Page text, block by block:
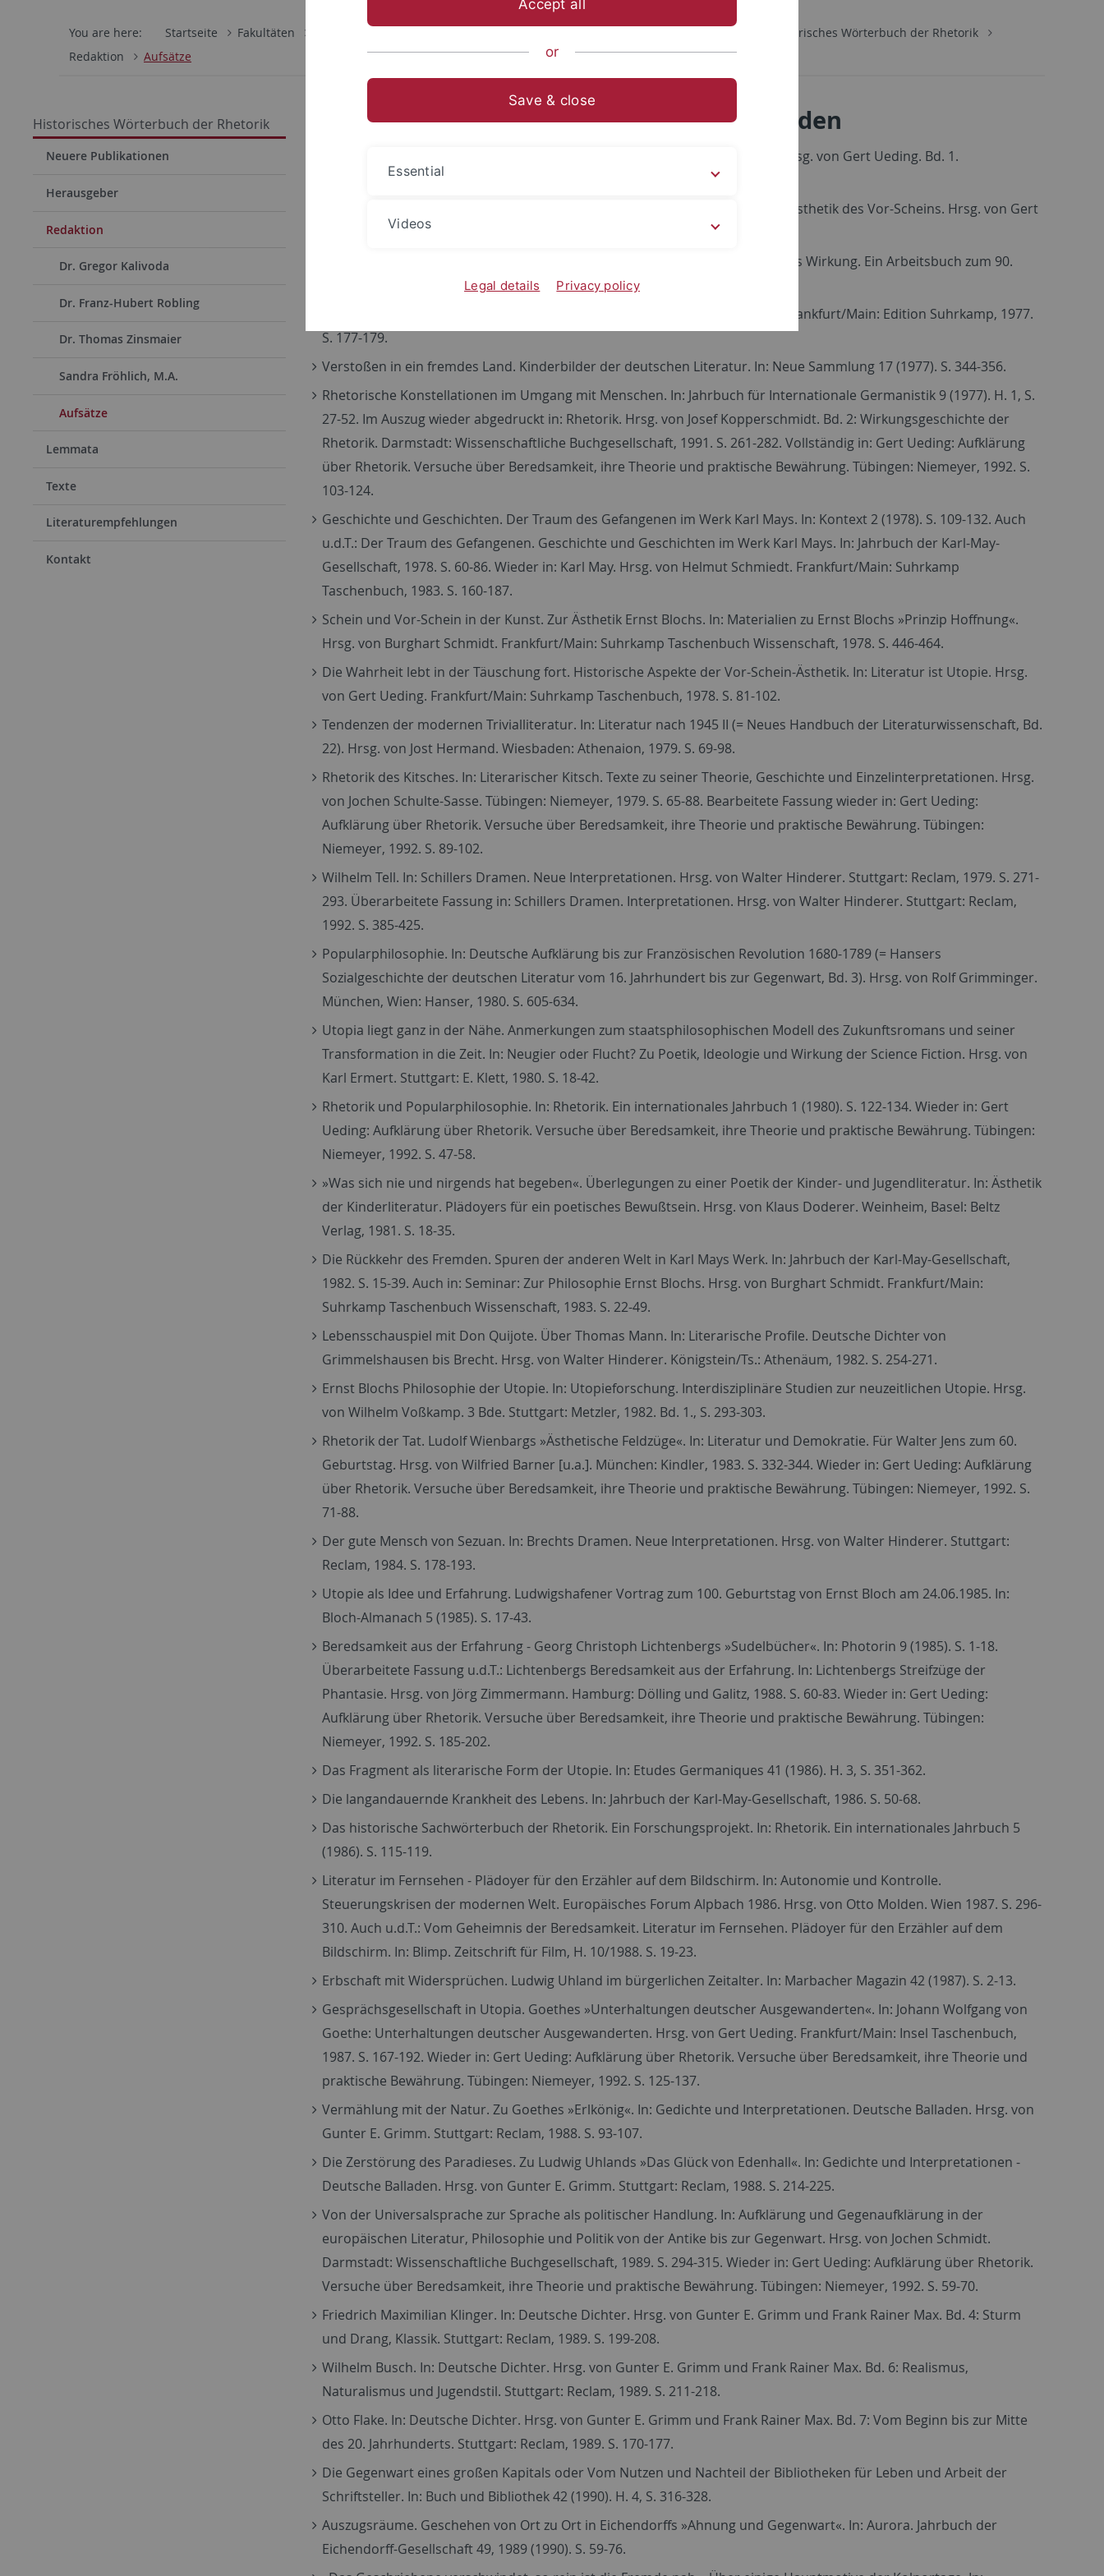
You are here: Startseite Fakultäten
Historisches Wörterbuch der Rhetorik
Redaktion
Aufsätze
Historisches Wörterbuch der Rhetorik
Neuere Publikationen
Herausgeber
Redaktion
Dr. Gregor Kalivoda
Dr. Franz-Hubert Robling
Dr. Thomas Zinsmaier
Sandra Fröhlich, M.A.
Aufsätze
Lemmata
Texte
Literaturempfehlungen
Kontakt
Aufsätze in Zeitschriften und Sammelbänden
Blochs Ästhetik des Vor-Scheins. In: Ernst Bloch: Ästhetik des Vor-Scheins. Hrsg. von Gert Ueding. Bd. 1.
Frankfurt/Main: Edition Suhrkamp, 1974. S. 7-27.
Tagtraum, künstlerische Produktivität und der Werkprozeß. In: Ernst Bloch: Ästhetik des Vor-Scheins. Hrsg. von Gert
Ueding. Bd. 2. Frankfurt/Main: Edition Suhrkamp, 1974. S. 7-22.
Traumliteratur. Über literarische Erfahrung und ihre Wirkung. In: Ernst Blochs Wirkung. Ein Arbeitsbuch zum 90.
Geburtstag. Frankfurt/Main: Suhrkamp, 1975. S. 251-270.
Geschichtsschreibung als Kunst. In: Über Hans Mayer. Hrsg. von Inge Jens. Frankfurt/Main: Edition Suhrkamp, 1977.
S. 177-179.
Verstoßen in ein fremdes Land. Kinderbilder der deutschen Literatur. In: Neue Sammlung 17 (1977). S. 344-356.
Rhetorische Konstellationen im Umgang mit Menschen. In: Jahrbuch für Internationale Germanistik 9 (1977). H. 1, S.
27-52. Im Auszug wieder abgedruckt in: Rhetorik. Hrsg. von Josef Kopperschmidt. Bd. 2: Wirkungsgeschichte der
Rhetorik. Darmstadt: Wissenschaftliche Buchgesellschaft, 1991. S. 261-282. Vollständig in: Gert Ueding: Aufklärung
über Rhetorik. Versuche über Beredsamkeit, ihre Theorie und praktische Bewährung. Tübingen: Niemeyer, 1992. S.
103-124.
Geschichte und Geschichten. Der Traum des Gefangenen im Werk Karl Mays. In: Kontext 2 (1978). S. 109-132. Auch
u.d.T.: Der Traum des Gefangenen. Geschichte und Geschichten im Werk Karl Mays. In: Jahrbuch der Karl-May-
Gesellschaft, 1978. S. 60-86. Wieder in: Karl May. Hrsg. von Helmut Schmiedt. Frankfurt/Main: Suhrkamp
Taschenbuch, 1983. S. 160-187.
Schein und Vor-Schein in der Kunst. Zur Ästhetik Ernst Blochs. In: Materialien zu Ernst Blochs »Prinzip Hoffnung«.
Hrsg. von Burghart Schmidt. Frankfurt/Main: Suhrkamp Taschenbuch Wissenschaft, 1978. S. 446-464.
Die Wahrheit lebt in der Täuschung fort. Historische Aspekte der Vor-Schein-Ästhetik. In: Literatur ist Utopie. Hrsg.
von Gert Ueding. Frankfurt/Main: Suhrkamp Taschenbuch, 1978. S. 81-102.
Tendenzen der modernen Trivialliteratur. In: Literatur nach 1945 II (= Neues Handbuch der Literaturwissenschaft, Bd.
22). Hrsg. von Jost Hermand. Wiesbaden: Athenaion, 1979. S. 69-98.
Rhetorik des Kitsches. In: Literarischer Kitsch. Texte zu seiner Theorie, Geschichte und Einzelinterpretationen. Hrsg.
von Jochen Schulte-Sasse. Tübingen: Niemeyer, 1979. S. 65-88. Bearbeitete Fassung wieder in: Gert Ueding:
Aufklärung über Rhetorik. Versuche über Beredsamkeit, ihre Theorie und praktische Bewährung. Tübingen:
Niemeyer, 1992. S. 89-102.
Wilhelm Tell. In: Schillers Dramen. Neue Interpretationen. Hrsg. von Walter Hinderer. Stuttgart: Reclam, 1979. S. 271-
293. Überarbeitete Fassung in: Schillers Dramen. Interpretationen. Hrsg. von Walter Hinderer. Stuttgart: Reclam,
1992. S. 385-425.
Popularphilosophie. In: Deutsche Aufklärung bis zur Französischen Revolution 1680-1789 (= Hansers
Sozialgeschichte der deutschen Literatur vom 16. Jahrhundert bis zur Gegenwart, Bd. 3). Hrsg. von Rolf Grimminger.
München, Wien: Hanser, 1980. S. 605-634.
Utopia liegt ganz in der Nähe. Anmerkungen zum staatsphilosophischen Modell des Zukunftsromans und seiner
Transformation in die Zeit. In: Neugier oder Flucht? Zu Poetik, Ideologie und Wirkung der Science Fiction. Hrsg. von
Karl Ermert. Stuttgart: E. Klett, 1980. S. 18-42.
Rhetorik und Popularphilosophie. In: Rhetorik. Ein internationales Jahrbuch 1 (1980). S. 122-134. Wieder in: Gert
Ueding: Aufklärung über Rhetorik. Versuche über Beredsamkeit, ihre Theorie und praktische Bewährung. Tübingen:
Niemeyer, 1992. S. 47-58.
»Was sich nie und nirgends hat begeben«. Überlegungen zu einer Poetik der Kinder- und Jugendliteratur. In: Ästhetik
der Kinderliteratur. Plädoyers für ein poetisches Bewußtsein. Hrsg. von Klaus Doderer. Weinheim, Basel: Beltz
Verlag, 1981. S. 18-35.
Die Rückkehr des Fremden. Spuren der anderen Welt in Karl Mays Werk. In: Jahrbuch der Karl-May-Gesellschaft,
1982. S. 15-39. Auch in: Seminar: Zur Philosophie Ernst Blochs. Hrsg. von Burghart Schmidt. Frankfurt/Main:
Suhrkamp Taschenbuch Wissenschaft, 1983. S. 22-49.
Lebensschauspiel mit Don Quijote. Über Thomas Mann. In: Literarische Profile. Deutsche Dichter von
Grimmelshausen bis Brecht. Hrsg. von Walter Hinderer. Königstein/Ts.: Athenäum, 1982. S. 254-271.
Ernst Blochs Philosophie der Utopie. In: Utopieforschung. Interdisziplinäre Studien zur neuzeitlichen Utopie. Hrsg.
von Wilhelm Voßkamp. 3 Bde. Stuttgart: Metzler, 1982. Bd. 1., S. 293-303.
Rhetorik der Tat. Ludolf Wienbargs »Ästhetische Feldzüge«. In: Literatur und Demokratie. Für Walter Jens zum 60.
Geburtstag. Hrsg. von Wilfried Barner [u.a.]. München: Kindler, 1983. S. 332-344. Wieder in: Gert Ueding: Aufklärung
über Rhetorik. Versuche über Beredsamkeit, ihre Theorie und praktische Bewährung. Tübingen: Niemeyer, 1992. S.
71-88.
Der gute Mensch von Sezuan. In: Brechts Dramen. Neue Interpretationen. Hrsg. von Walter Hinderer. Stuttgart:
Reclam, 1984. S. 178-193.
Utopie als Idee und Erfahrung. Ludwigshafener Vortrag zum 100. Geburtstag von Ernst Bloch am 24.06.1985. In:
Bloch-Almanach 5 (1985). S. 17-43.
Beredsamkeit aus der Erfahrung - Georg Christoph Lichtenbergs »Sudelbücher«. In: Photorin 9 (1985). S. 1-18.
Überarbeitete Fassung u.d.T.: Lichtenbergs Beredsamkeit aus der Erfahrung. In: Lichtenbergs Streifzüge der
Phantasie. Hrsg. von Jörg Zimmermann. Hamburg: Dölling und Galitz, 1988. S. 60-83. Wieder in: Gert Ueding:
Aufklärung über Rhetorik. Versuche über Beredsamkeit, ihre Theorie und praktische Bewährung. Tübingen:
Niemeyer, 1992. S. 185-202.
Das Fragment als literarische Form der Utopie. In: Etudes Germaniques 41 (1986). H. 3, S. 351-362.
Die langandauernde Krankheit des Lebens. In: Jahrbuch der Karl-May-Gesellschaft, 1986. S. 50-68.
Das historische Sachwörterbuch der Rhetorik. Ein Forschungsprojekt. In: Rhetorik. Ein internationales Jahrbuch 5
(1986). S. 115-119.
Literatur im Fernsehen - Plädoyer für den Erzähler auf dem Bildschirm. In: Autonomie und Kontrolle.
Steuerungskrisen der modernen Welt. Europäisches Forum Alpbach 1986. Hrsg. von Otto Molden. Wien 1987. S. 296-
310. Auch u.d.T.: Vom Geheimnis der Beredsamkeit. Literatur im Fernsehen. Plädoyer für den Erzähler auf dem
Bildschirm. In: Blimp. Zeitschrift für Film, H. 10/1988. S. 19-23.
Erbschaft mit Widersprüchen. Ludwig Uhland im bürgerlichen Zeitalter. In: Marbacher Magazin 42 (1987). S. 2-13.
Gesprächsgesellschaft in Utopia. Goethes »Unterhaltungen deutscher Ausgewanderten«. In: Johann Wolfgang von
Goethe: Unterhaltungen deutscher Ausgewanderten. Hrsg. von Gert Ueding. Frankfurt/Main: Insel Taschenbuch,
1987. S. 167-192. Wieder in: Gert Ueding: Aufklärung über Rhetorik. Versuche über Beredsamkeit, ihre Theorie und
praktische Bewährung. Tübingen: Niemeyer, 1992. S. 125-137.
Vermählung mit der Natur. Zu Goethes »Erlkönig«. In: Gedichte und Interpretationen. Deutsche Balladen. Hrsg. von
Gunter E. Grimm. Stuttgart: Reclam, 1988. S. 93-107.
Die Zerstörung des Paradieses. Zu Ludwig Uhlands »Das Glück von Edenhall«. In: Gedichte und Interpretationen -
Deutsche Balladen. Hrsg. von Gunter E. Grimm. Stuttgart: Reclam, 1988. S. 214-225.
Von der Universalsprache zur Sprache als politischer Handlung. In: Aufklärung und Gegenaufklärung in der
europäischen Literatur, Philosophie und Politik von der Antike bis zur Gegenwart. Hrsg. von Jochen Schmidt.
Darmstadt: Wissenschaftliche Buchgesellschaft, 1989. S. 294-315. Wieder in: Gert Ueding: Aufklärung über Rhetorik.
Versuche über Beredsamkeit, ihre Theorie und praktische Bewährung. Tübingen: Niemeyer, 1992. S. 59-70.
Friedrich Maximilian Klinger. In: Deutsche Dichter. Hrsg. von Gunter E. Grimm und Frank Rainer Max. Bd. 4: Sturm
und Drang, Klassik. Stuttgart: Reclam, 1989. S. 199-208.
Wilhelm Busch. In: Deutsche Dichter. Hrsg. von Gunter E. Grimm und Frank Rainer Max. Bd. 6: Realismus,
Naturalismus und Jugendstil. Stuttgart: Reclam, 1989. S. 211-218.
Otto Flake. In: Deutsche Dichter. Hrsg. von Gunter E. Grimm und Frank Rainer Max. Bd. 7: Vom Beginn bis zur Mitte
des 20. Jahrhunderts. Stuttgart: Reclam, 1989. S. 170-177.
Die Gegenwart eines großen Kapitals oder Vom Nutzen und Nachteil der Bibliotheken für Leben und Arbeit der
Schriftsteller. In: Buch und Bibliothek 42 (1990). H. 4, S. 316-328.
Auszugsräume. Geschehen von Ort zu Ort in Eichendorffs »Ahnung und Gegenwart«. In: Aurora. Jahrbuch der
Eichendorff-Gesellschaft 49, 1989 (1990). S. 59-76.
Accept all
or
Save & close
Essential
Videos
Legal details Privacy policy